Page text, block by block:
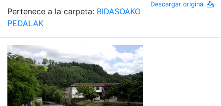
Descargar original
Pertenece a la carpeta: BIDASOAKO
PEDALAK